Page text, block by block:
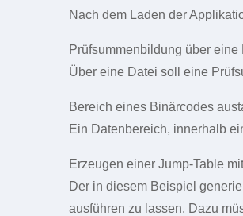
Nach dem Laden der
Prüfsummenbildung über
Über eine Datei soll eine
Bereich eines Binärcodes
Ein Datenbereich, innerhalb
Erzeugen einer Jump-Table
Der in diesem Beispiel
ausführen zu lassen. Dazu